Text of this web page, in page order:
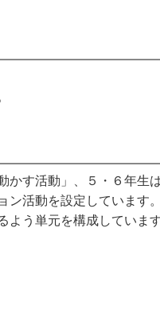
す活動」、５・６年生
ン活動を設定しています
う単元を構成しています